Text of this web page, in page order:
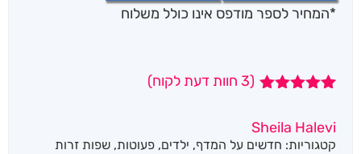
*המחיר לספר מודפס אינו כולל משלוח
מבוסס על
דירוגים של
(
3 חוות דעת לקוח)
Sheila Halevi
קטגוריות: חדשים על המדף, ילדים, פעוטות, שפות זרות